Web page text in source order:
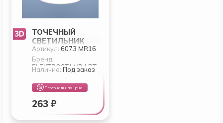
ТОЧЕЧНЫЙ
СВЕТИЛЬНИК
ELEKTROSTANDAR
T 6073 MR16
Артикул:6073 MR16
Бренд:
ELEKTROSTANDART
Наличие: Под заказ
Персональная цена
263 ₽